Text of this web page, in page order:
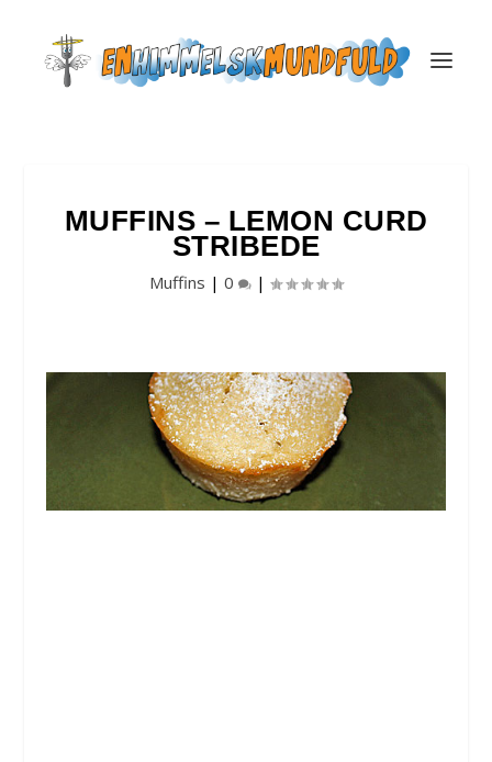
MUFFINS – LEMON CURD
STRIBEDE
Muffins | 0 |